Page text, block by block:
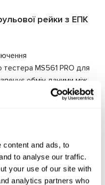
content and ads, to
to analyse our traffic.
your use of our site with
analytics partners who
рейки з ЕПК
MS561 PRO для
обмін даними між
а також подає